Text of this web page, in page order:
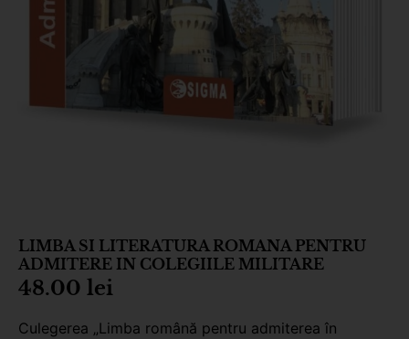
LIMBA SI LITERATURA ROMANA PENTRU
ADMITERE IN COLEGIILE MILITARE
48.00 lei
Culegerea „Limba română pentru admiterea în